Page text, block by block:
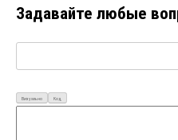
Задавайте любые
Визуально Код